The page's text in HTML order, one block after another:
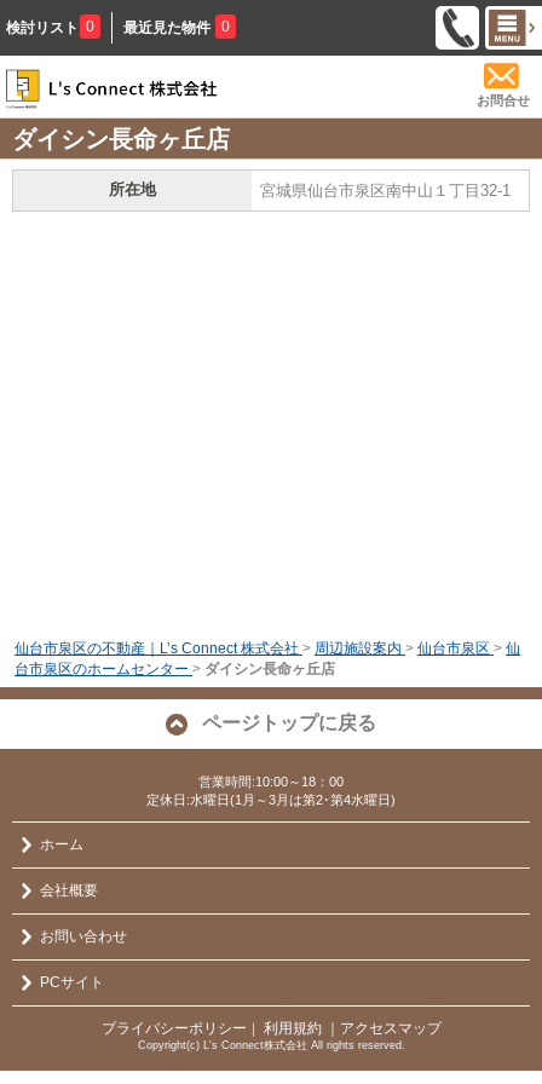
検討リスト 0 最近見た物件 0
お問合せ
ダイシン長命ヶ丘店
所在地 宮城県仙台市泉区南中山１丁目32-1
仙台市泉区の不動産｜L’s Connect 株式会社 > 周辺施設案内 > 仙台市泉区 > 仙
台市泉区のホームセンター > ダイシン長命ヶ丘店
ページトップに戻る
営業時間:10:00～18：00
定休日:水曜日(1月～3月は第2･第4水曜日)
ホーム
会社概要
お問い合わせ
PCサイト
プライバシーポリシー ｜ 利用規約 ｜アクセスマップ
Copyright(c) L's Connect株式会社 All rights reserved.